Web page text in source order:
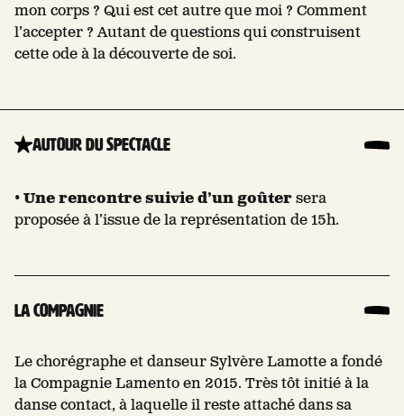
mon corps ? Qui est cet autre que moi ? Comment
l’accepter ? Autant de questions qui construisent
cette ode à la découverte de soi.
Autour du spectacle
•Une rencontre suivie d’un goûtersera
proposée à l’issue de la représentation de 15h.
La compagnie
Le chorégraphe et danseur Sylvère Lamotte a fondé
la Compagnie Lamento en 2015. Très tôt initié à la
danse contact, à laquelle il reste attaché dans sa